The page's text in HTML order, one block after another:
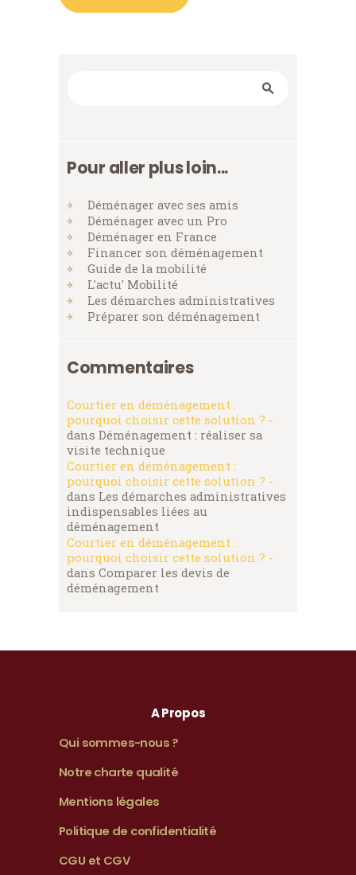
Pour aller plus loin...
Déménager avec ses amis
Déménager avec un Pro
Déménager en France
Financer son déménagement
Guide de la mobilité
L'actu' Mobilité
Les démarches administratives
Préparer son déménagement
Commentaires
Courtier en déménagement :
pourquoi choisir cette solution ? -
dans Déménagement : réaliser sa
visite technique
Courtier en déménagement :
pourquoi choisir cette solution ? -
dans Les démarches administratives
indispensables liées au
déménagement
Courtier en déménagement :
pourquoi choisir cette solution ? -
dans Comparer les devis de
déménagement
A Propos
Qui sommes-nous ?
Notre charte qualité
Mentions légales
Politique de confidentialité
CGU et CGV